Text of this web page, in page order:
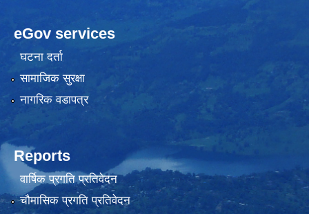
eGov services
घटना दर्ता
सामाजिक सुरक्षा
नागरिक वडापत्र
Reports
वार्षिक प्रगति प्रतिवेदन
चौमासिक प्रगति प्रतिवेदन